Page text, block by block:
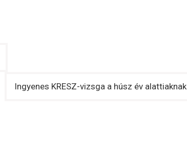
Ingyenes KRESZ-vizsga a húsz év alattiaknak